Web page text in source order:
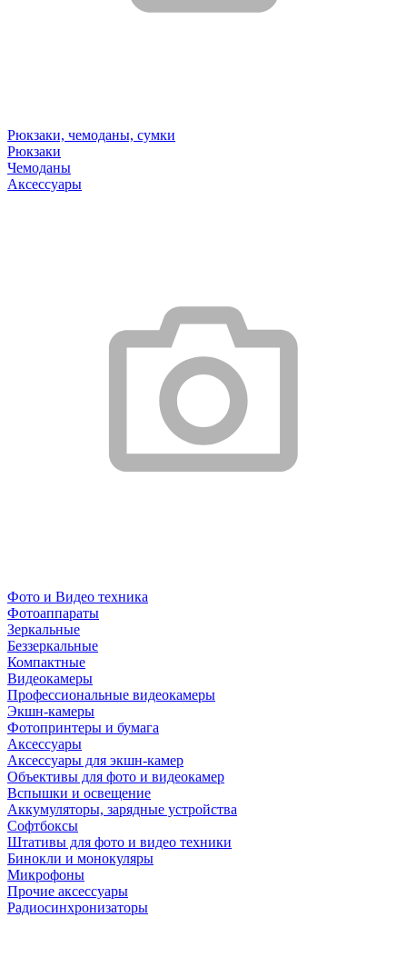
Рюкзаки, чемоданы, сумки
Рюкзаки
Чемоданы
Аксессуары
Фото и Видео техника
Фотоаппараты
Зеркальные
Беззеркальные
Компактные
Видеокамеры
Профессиональные видеокамеры
Экшн-камеры
Фотопринтеры и бумага
Аксессуары
Аксессуары для экшн-камер
Объективы для фото и видеокамер
Вспышки и освещение
Аккумуляторы, зарядные устройства
Софтбоксы
Штативы для фото и видео техники
Бинокли и монокуляры
Микрофоны
Прочие аксессуары
Радиосинхронизаторы